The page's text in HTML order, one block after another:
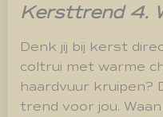
Kersttrend 4.
Denk jij bij kerst
coltrui met warme
haardvuur kruipen?
trend voor jou.